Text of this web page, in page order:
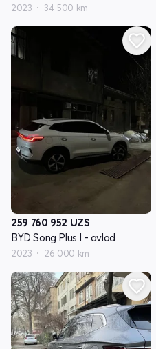
2023 34 500 km
259 760 952 UZS
BYD Song Plus I - avlod
2023 26 000 km